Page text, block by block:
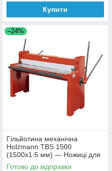
Купити
–24%
Гільйотина механічна
Holzmann TBS 1500
(1500х1.5 мм) — Ножиці для
металу | Вага 444 кг
Готово до відправки